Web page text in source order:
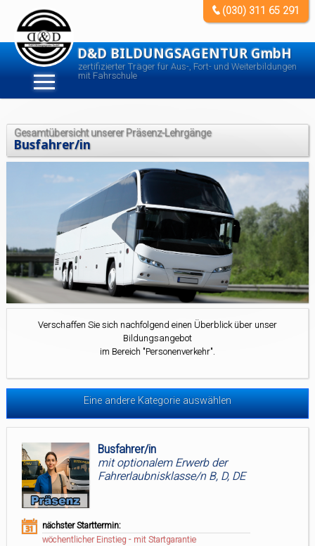
D&D BILDUNGSAGENTUR GmbH
zertifizierter Träger für Aus-, Fort- und Weiterbildungen
mit Fahrschule
(030) 311 65 291
Gesamtübersicht unserer Präsenz-Lehrgänge
Busfahrer/in
Verschaffen Sie sich nachfolgend einen Überblick über unser
Bildungsangebot
im Bereich "Personenverkehr".
Eine andere Kategorie auswählen
Busfahrer/in
mit optionalem Erwerb der
Fahrerlaubnisklasse/n B, D, DE
nächster Starttermin:
wöchentlicher Einstieg - mit Startgarantie